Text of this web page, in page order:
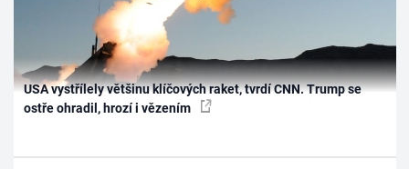
USA vystřílely většinu klíčových raket, tvrdí CNN. Trump se
ostře ohradil, hrozí i vězením